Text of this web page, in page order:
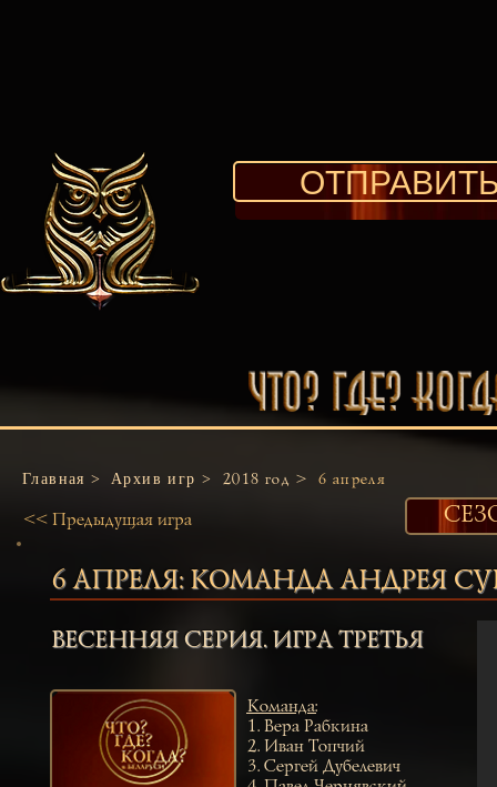
Главная > Архив игр > 2018 год > 6 апреля
<< Предыдущая игра
6 АПРЕЛЯ: КОМАНДА АНДРЕЯ
ВЕСЕННЯЯ СЕРИЯ. ИГРА ТРЕТЬЯ
Команда:
1. Вера Рабкина
2. Иван Топчий
3. Сергей Дубелевич